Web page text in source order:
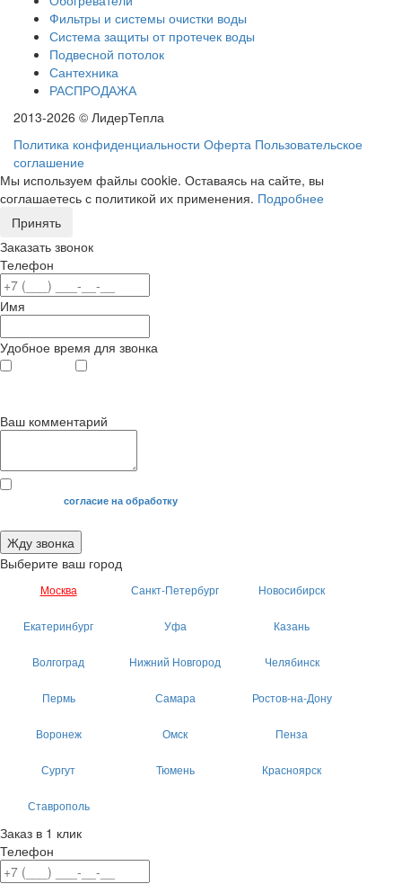
Фильтры и системы очистки воды
Система защиты от протечек воды
Подвесной потолок
Сантехника
РАСПРОДАЖА
2013-2026 © ЛидерТепла
Политика конфиденциальности Оферта Пользовательское
соглашение
Мы используем файлы cookie. Оставаясь на сайте, вы
соглашаетесь с политикой их применения. Подробнее
Принять
Заказать звонок
Телефон
Имя
Удобное время для звонка
Ваш комментарий
Я даю своесогласие на обработку
Жду звонка
Выберите ваш город
Москва Санкт-Петербург Новосибирск
Екатеринбург Уфа Казань
Волгоград Нижний Новгород Челябинск
Пермь Самара Ростов-на-Дону
Воронеж Омск Пенза
Сургут Тюмень Красноярск
Ставрополь
Заказ в 1 клик
Телефон